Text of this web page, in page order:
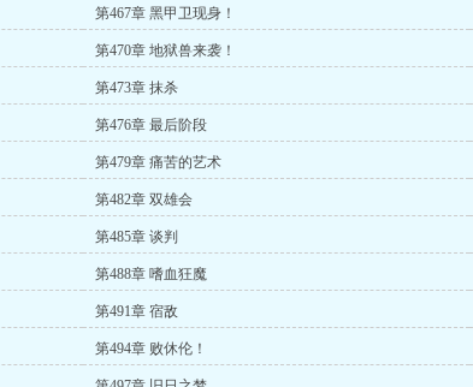
第467章 黑甲卫现身！
第470章 地狱兽来袭！
第473章 抹杀
第476章 最后阶段
第479章 痛苦的艺术
第482章 双雄会
第485章 谈判
第488章 嗜血狂魔
第491章 宿敌
第494章 败休伦！